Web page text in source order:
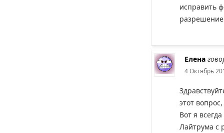
исправить
Елена
4 Октябрь
этот
Вот я
Лайтрума с